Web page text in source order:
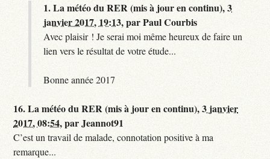
1.La météo du RER (mis à jour en continu),3
janvier 2017, 19:13,parPaul Courbis
Avec plaisir ! Je serai moi même heureux de faire un
lien vers le résultat de votre étude...
Bonne année 2017
16.La météo du RER (mis à jour en continu),3 janvier
2017, 08:54,parJeannot91
C’est un travail de malade, connotation positive à ma
remarque...